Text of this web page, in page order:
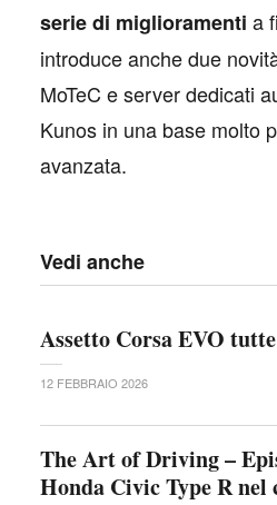
serie di miglioramenti a
introduce anche due
MoTeC e server dedicati
Kunos in una base molto
avanzata.
Vedi anche
Assetto Corsa EVO
12 FEBBRAIO 2026
The Art of Driving –
Honda Civic Type R nel